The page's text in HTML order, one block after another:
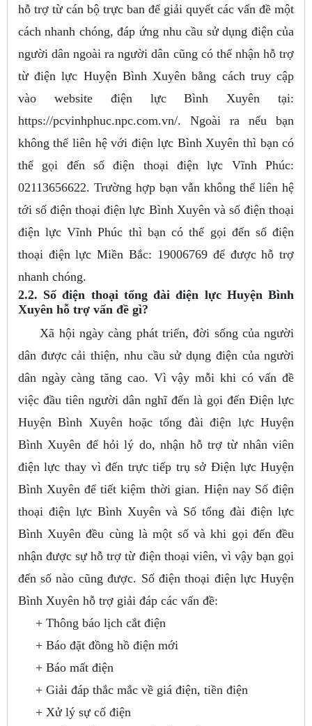
hỗ trợ từ cán bộ trực ban để giải quyết các vấn đề một
cách nhanh chóng, đáp ứng nhu cầu sử dụng điện của
người dân ngoài ra người dân cũng có thể nhận hỗ trợ
từ điện lực Huyện Bình Xuyên bằng cách truy cập
vào website điện lực Bình Xuyên tại:
https://pcvinhphuc.npc.com.vn/. Ngoài ra nếu bạn
không thể liên hệ với điện lực Bình Xuyên thì bạn có
thể gọi đến số điện thoại điện lực Vĩnh Phúc:
02113656622. Trường hợp bạn vẫn không thể liên hệ
tới số điện thoại điện lực Bình Xuyên và số điện thoại
điện lực Vĩnh Phúc thì bạn có thể gọi đến số điện
thoại điện lực Miền Bắc: 19006769 để được hỗ trợ
nhanh chóng.
2.2. Số điện thoại tổng đài điện lực Huyện Bình
Xuyên hỗ trợ vấn đề gì?
Xã hội ngày càng phát triển, đời sống của người
dân được cải thiện, nhu cầu sử dụng điện của người
dân ngày càng tăng cao. Vì vậy mỗi khi có vấn đề
việc đầu tiên người dân nghĩ đến là gọi đến Điện lực
Huyện Bình Xuyên hoặc tổng đài điện lực Huyện
Bình Xuyên để hỏi lý do, nhận hỗ trợ từ nhân viên
điện lực thay vì đến trực tiếp trụ sở Điện lực Huyện
Bình Xuyên để tiết kiệm thời gian. Hiện nay Số điện
thoại điện lực Bình Xuyên và Số tổng đài điện lực
Bình Xuyên đều cùng là một số và khi gọi đến đều
nhận được sự hỗ trợ từ điện thoại viên, vì vậy bạn gọi
đến số nào cũng được. Số điện thoại điện lực Huyện
Bình Xuyên hỗ trợ giải đáp các vấn đề:
+ Thông báo lịch cắt điện
+ Báo đặt đồng hồ điện mới
+ Báo mất điện
+ Giải đáp thắc mắc về giá điện, tiền điện
+ Xử lý sự cố điện